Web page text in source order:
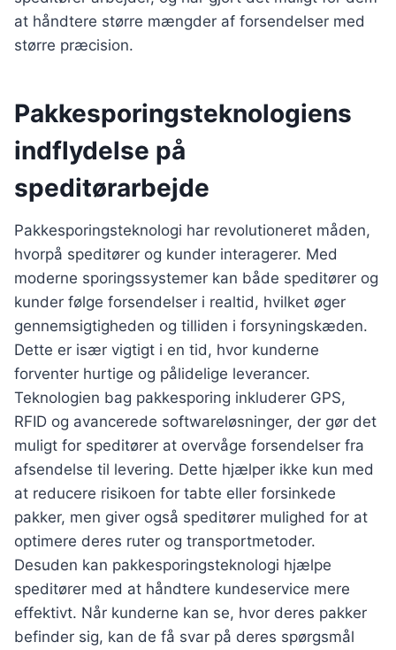
at håndtere større mængder af forsendelser med
større præcision.
Pakkesporingsteknologiens
indflydelse på
speditørarbejde
Pakkesporingsteknologi har revolutioneret måden,
hvorpå speditører og kunder interagerer. Med
moderne sporingssystemer kan både speditører og
kunder følge forsendelser i realtid, hvilket øger
gennemsigtigheden og tilliden i forsyningskæden.
Dette er især vigtigt i en tid, hvor kunderne
forventer hurtige og pålidelige leverancer.
Teknologien bag pakkesporing inkluderer GPS,
RFID og avancerede softwareløsninger, der gør det
muligt for speditører at overvåge forsendelser fra
afsendelse til levering. Dette hjælper ikke kun med
at reducere risikoen for tabte eller forsinkede
pakker, men giver også speditører mulighed for at
optimere deres ruter og transportmetoder.
Desuden kan pakkesporingsteknologi hjælpe
speditører med at håndtere kundeservice mere
effektivt. Når kunderne kan se, hvor deres pakker
befinder sig, kan de få svar på deres spørgsmål